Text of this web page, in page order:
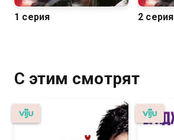
1 серия 2 серия
С этим смотрят